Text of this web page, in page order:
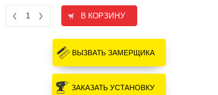
ВЫЗВАТЬ ЗАМЕРЩИКА
ЗАКАЗАТЬ УСТАНОВКУ